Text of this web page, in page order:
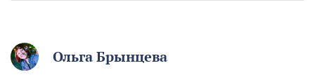
Ольга Брынцева